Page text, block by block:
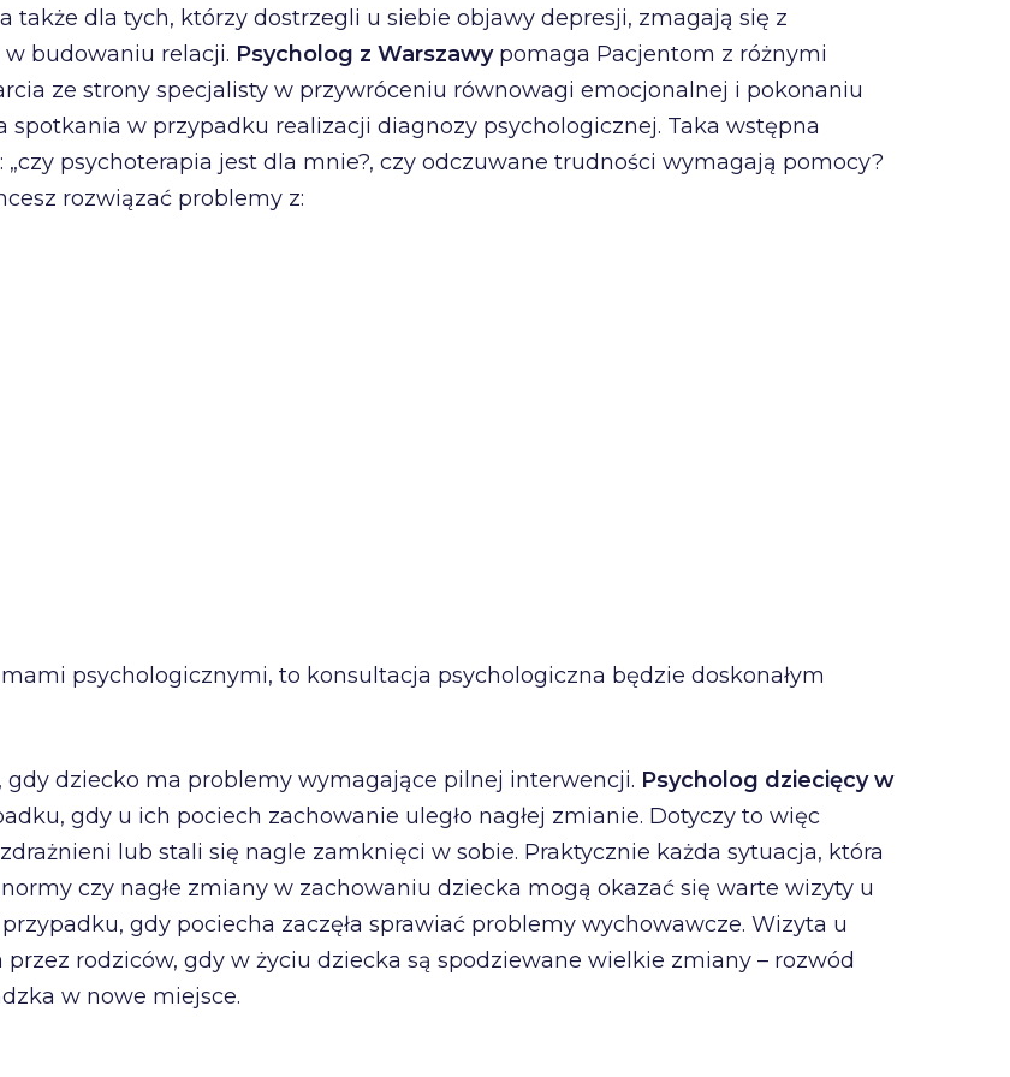
także dla tych, którzy dostrzegli u siebie objawy depresji, zmagają się z
budowaniu relacji. Psycholog z Warszawy pomaga Pacjentom z różnymi
ze strony specjalisty w przywróceniu równowagi emocjonalnej i pokonaniu
w przypadku realizacji diagnozy psychologicznej. Taka wstępna
psychoterapia jest dla mnie?, czy odczuwane trudności wymagają pomocy?
rozwiązać problemy z:
psychologicznymi, to konsultacja psychologiczna będzie doskonałym
gdy dziecko ma problemy wymagające pilnej interwencji. Psycholog dziecięcy w
gdy u ich pociech zachowanie uległo nagłej zmianie. Dotyczy to więc
lub stali się nagle zamknięci w sobie. Praktycznie każda sytuacja, która
czy nagłe zmiany w zachowaniu dziecka mogą okazać się warte wizyty u
gdy pociecha zaczęła sprawiać problemy wychowawcze. Wizyta u
rodziców, gdy w życiu dziecka są spodziewane wielkie zmiany – rozwód
w nowe miejsce.